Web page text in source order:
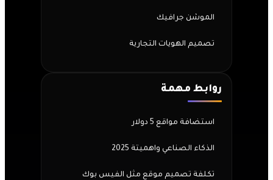
الموشن جرافيك
تصميم الهويات التجارية
روابط مهمة
استضافة مواقع 5 دولار
الذكاء الصناعي واهميتة 2025
تكلفة تصميم موقع مثل الفيس بوك